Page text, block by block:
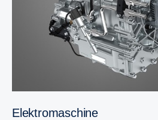
Elektromaschine